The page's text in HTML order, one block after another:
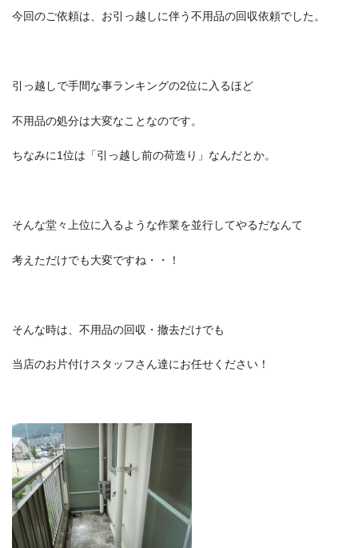
今回のご依頼は、お引っ越しに伴う不用品の回収依頼でした。
引っ越しで手間な事ランキングの2位に入るほど
不用品の処分は大変なことなのです。
ちなみに1位は「引っ越し前の荷造り」なんだとか。
そんな堂々上位に入るような作業を並行してやるだなんて
考えただけでも大変ですね・・！
そんな時は、不用品の回収・撤去だけでも
当店のお片付けスタッフさん達にお任せください！